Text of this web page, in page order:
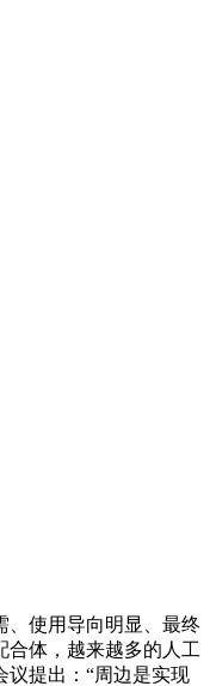
使用导向明显、最终
合体，越来越多的人工
议提出：“周边是实现